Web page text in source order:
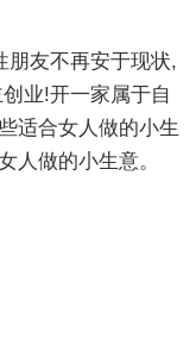
朋友不再安于现状,
业!开一家属于自
适合女人做的小生
人做的小生意。